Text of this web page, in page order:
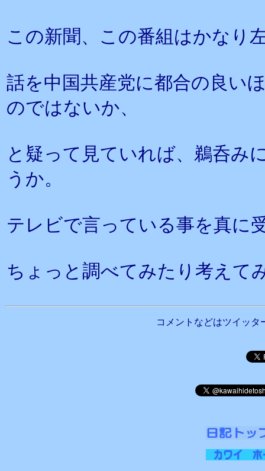
この新聞、この番組はかなり
話を中国共産党に都合の良い
のではないか、
と疑って見ていれば、鵜呑み
うか。
テレビで言っている事を真に
ちょっと調べてみたり考えて
コメントなどはツイッタ